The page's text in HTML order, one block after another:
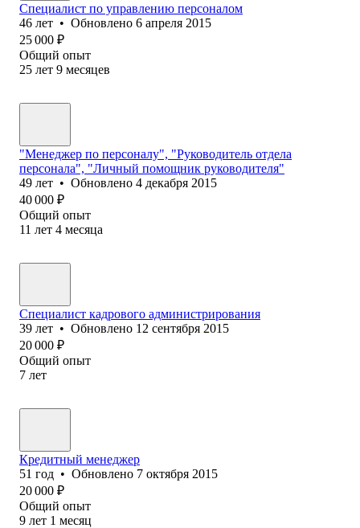
Специалист по управлению персоналом
46 лет • Обновлено 6 апреля 2015
25 000 ₽
Общий опыт
25 лет 9 месяцев
"Менеджер по персоналу", "Руководитель отдела
персонала", "Личный помощник руководителя"
49 лет • Обновлено 4 декабря 2015
40 000 ₽
Общий опыт
11 лет 4 месяца
Специалист кадрового администрирования
39 лет • Обновлено 12 сентября 2015
20 000 ₽
Общий опыт
7 лет
Кредитный менеджер
51 год • Обновлено 7 октября 2015
20 000 ₽
Общий опыт
9 лет 1 месяц